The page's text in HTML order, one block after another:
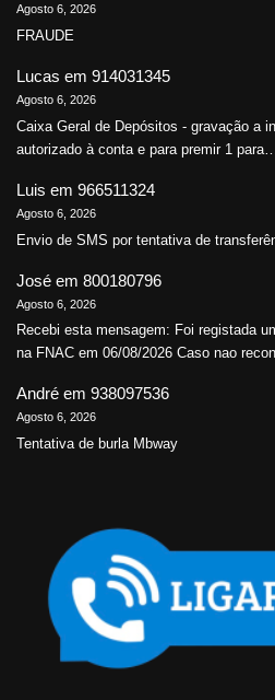
Agosto 6, 2026
FRAUDE
Lucas em 914031345
Agosto 6, 2026
Caixa Geral de Depósitos - gravação a
autorizado à conta e para premir 1 para…
Luis em 966511324
Agosto 6, 2026
Envio de SMS por tentativa de
José em 800180796
Agosto 6, 2026
Recebi esta mensagem: Foi registada
na FNAC em 06/08/2026 Caso nao
André em 938097536
Agosto 6, 2026
Tentativa de burla Mbway